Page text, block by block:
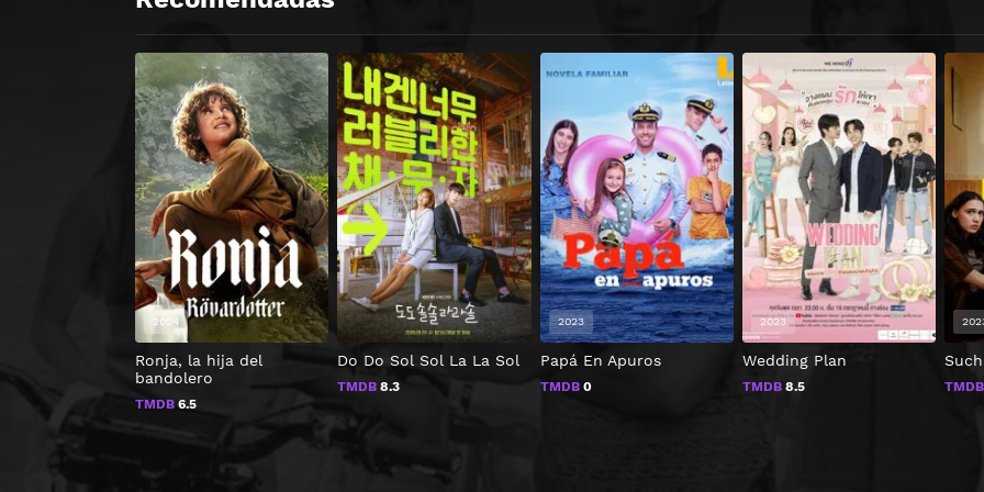
Ronja, la hija del
bandolero
TMDB 6.5
2024
Do Do Sol Sol La La Sol
TMDB 8.3
Papá En Apuros
TMDB0
2023
Wedding Plan
TMDB8.5
2023
TMDB